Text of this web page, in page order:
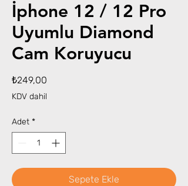
İphone 12 / 12 Pro
Uyumlu Diamond
Cam Koruyucu
₺249,00
KDV dahil
Adet *
Sepete Ekle